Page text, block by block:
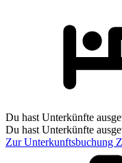
Du hast Unterkünfte
Du hast Unterkünfte
Zur Unterkunftsbuchung